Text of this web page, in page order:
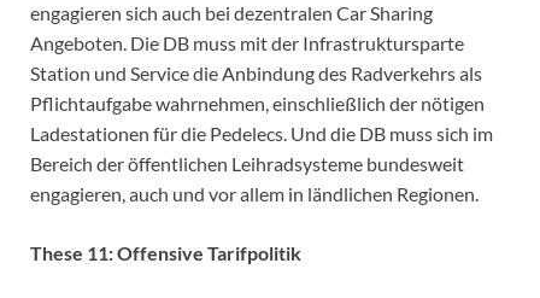
engagieren sich auch bei dezentralen Car Sharing
Angeboten. Die DB muss mit der Infrastruktursparte
Station und Service die Anbindung des Radverkehrs als
Pflichtaufgabe wahrnehmen, einschließlich der nötigen
Ladestationen für die Pedelecs. Und die DB muss sich im
Bereich der öffentlichen Leihradsysteme bundesweit
engagieren, auch und vor allem in ländlichen Regionen.
These 11: Offensive Tarifpolitik